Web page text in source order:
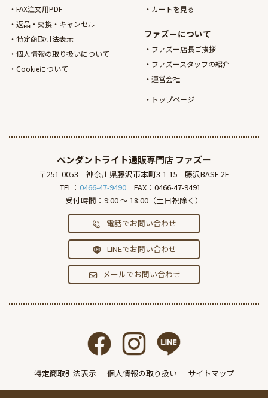
FAX注文用PDF
返品・交換・キャンセル
特定商取引法表示
個人情報の取り扱いについて
Cookieについて
カートを見る
ファズーについて
ファズー店長ご挨拶
ファズースタッフの紹介
運営会社
トップページ
ペンダントライト通販専門店 ファズー
〒251-0053 神奈川県藤沢市本町3-1-15
藤沢BASE 2F
TEL： 0466-47-9490
FAX：0466-47-9491
受付時間：9:00 ～ 18:00（土日祝除く）
電話でお問い合わせ
LINEでお問い合わせ
メールでお問い合わせ
特定商取引法表示 個人情報の取り扱い サイトマップ